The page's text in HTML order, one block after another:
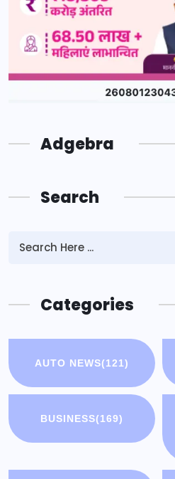
Adgebra
Search
Categories
AUTO NEWS(121)
BUSINESS(169)